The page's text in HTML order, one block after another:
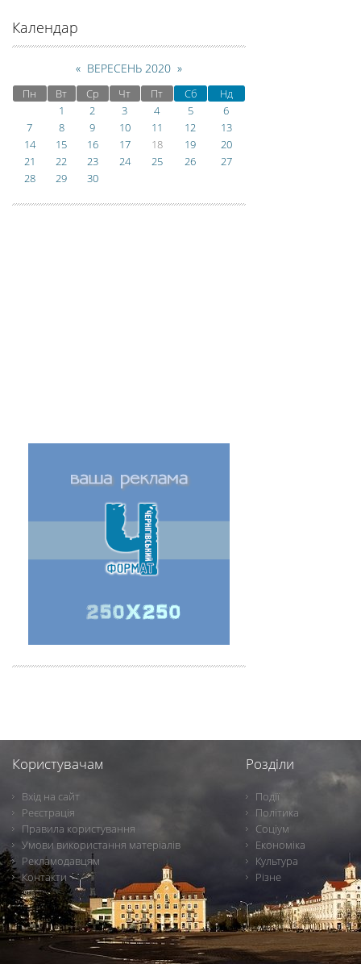
Календар
« ВЕРЕСЕНЬ 2020 »
Пн Вт Ср Чт Пт Сб
Нд
1
2 3 4 5
6
7
8 9 10 11 12
13
14
15 16 17 18 19
20
21
22 23 24 25 26
27
28
29 30
Користувачам
Вхід на сайт
Реєстрація
Правила користування
Умови використання матеріалів
Рекламодавцям
Контакти
Розділи
Події
Політика
Соціум
Економіка
Культура
Різне